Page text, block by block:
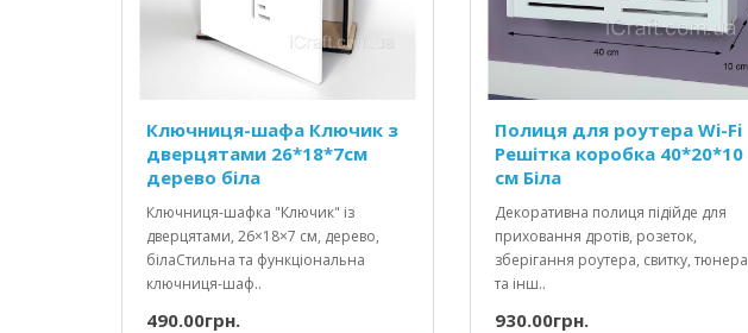
Ключниця-шафа Ключик з
дверцятами 26*18*7см
дерево біла
Ключниця-шафка "Ключик" із
дверцятами, 26×18×7 см, дерево,
білаСтильна та функціональна
ключниця-шаф..
490.00грн.
Полиця для роутера Wi-Fi
Решітка коробка 40*20*10
см Біла
Декоративна полиця підійде для
приховання дротів, розеток,
зберігання роутера, свитку, тюнера
та інш..
930.00грн.